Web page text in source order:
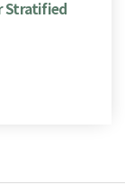
Stratified